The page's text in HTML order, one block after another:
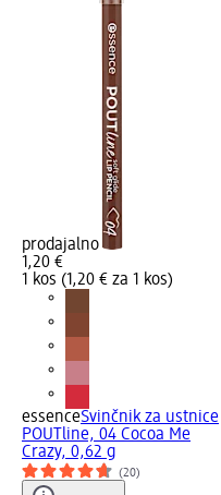
prodajalno
1,20 €
1 kos (1,20 € za 1 kos)
essenceSvinčnik za ustnice
POUTline, 04 Cocoa Me
Crazy, 0,62 g
(20)